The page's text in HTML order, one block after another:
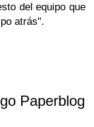
del equipo que
atrás".